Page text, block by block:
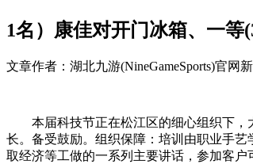
1名）康佳对开门冰箱、一等
文章作者：湖北九游(NineGameSports)官网
本届科技节正在松江区的细心组织下，
长。备受鼓励。组织保障：培训由职业手
取经济等工做的一系列主要讲话，参加客户